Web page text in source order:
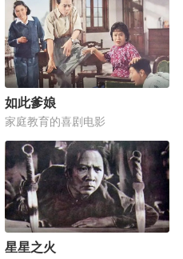
如此爹娘
家庭教育的喜剧电影
星星之火